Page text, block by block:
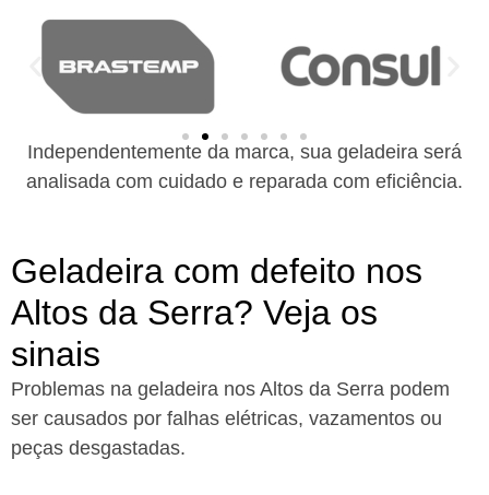
Independentemente da marca, sua geladeira será
analisada com cuidado e reparada com eficiência.
Geladeira com defeito nos
Altos da Serra? Veja os
sinais
Problemas na geladeira nos Altos da Serra podem
ser causados por falhas elétricas, vazamentos ou
peças desgastadas.